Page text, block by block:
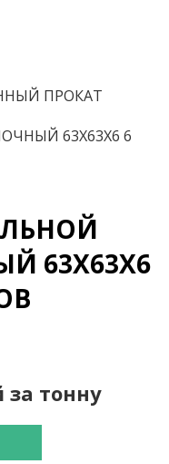
ПРОКАТ
63Х63Х6 6
63Х63Х6
за тонну